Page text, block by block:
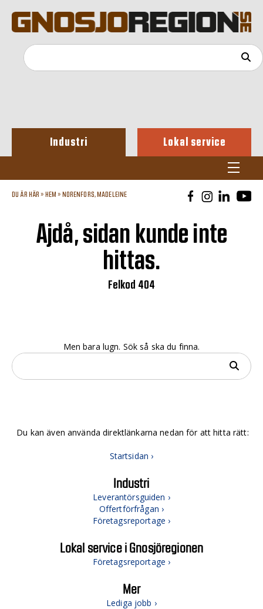
Industri Lokal service
DU ÄR HÄR » HEM » NORENFORS, MADELEINE
Ajdå, sidan kunde inte
hittas.
Felkod 404
Men bara lugn. Sök så ska du finna.
Du kan även använda direktlänkarna nedan för att hitta rätt:
Startsidan ›
Industri
Leverantörsguiden ›
Offertförfrågan ›
Företagsreportage ›
Lokal service i Gnosjöregionen
Företagsreportage ›
Mer
Lediga jobb ›